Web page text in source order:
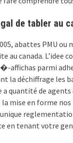
de tabler au
abattes PMU
au canada. L’idee
affichas parmi
la déchiffrage les
quantité de agents
mise en forme
en tenant votre gen